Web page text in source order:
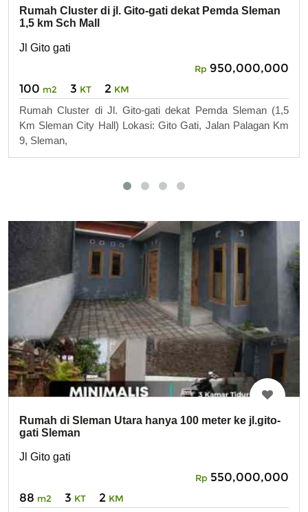
Rumah Cluster di jl. Gito-gati dekat Pemda Sleman
1,5 km Sch Mall
Jl Gito gati
Rp 950,000,000
100 m2 3 KT 2 KM
Rumah Cluster di Jl. Gito-gati dekat Pemda Sleman (1,5
Km Sleman City Hall) Lokasi: Gito Gati, Jalan Palagan Km
9, Sleman,
Rumah di Sleman Utara hanya 100 meter ke jl.gito-
gati Sleman
Jl Gito gati
Rp 550,000,000
88 m2 3 KT 2 KM